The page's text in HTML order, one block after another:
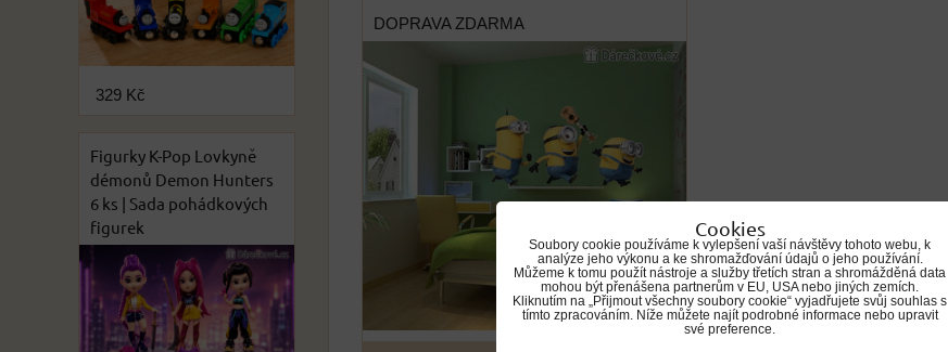
DOPRAVA ZDARMA
329 Kč
Figurky K-Pop Lovkyně
démonů Demon Hunters
6 ks | Sada pohádkových
figurek
Cookies
Soubory cookie používáme k vylepšení vaší návštěvy tohoto webu, k
analýze jeho výkonu a ke shromažďování údajů o jeho používání.
Můžeme k tomu použít nástroje a služby třetích stran a shromážděná data
mohou být přenášena partnerům v EU, USA nebo jiných zemích.
Kliknutím na „Přijmout všechny soubory cookie“ vyjadřujete svůj souhlas s
tímto zpracováním. Níže můžete najít podrobné informace nebo upravit
své preference.